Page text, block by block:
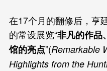
在17个月的翻修后，亨
的常设展览“非凡的作品
馆的亮点”(Remarkable
Highlights from the